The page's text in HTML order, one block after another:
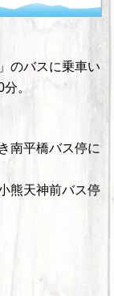
のバスに乗車い
。
南平橋バス停に
熊天神前バス停